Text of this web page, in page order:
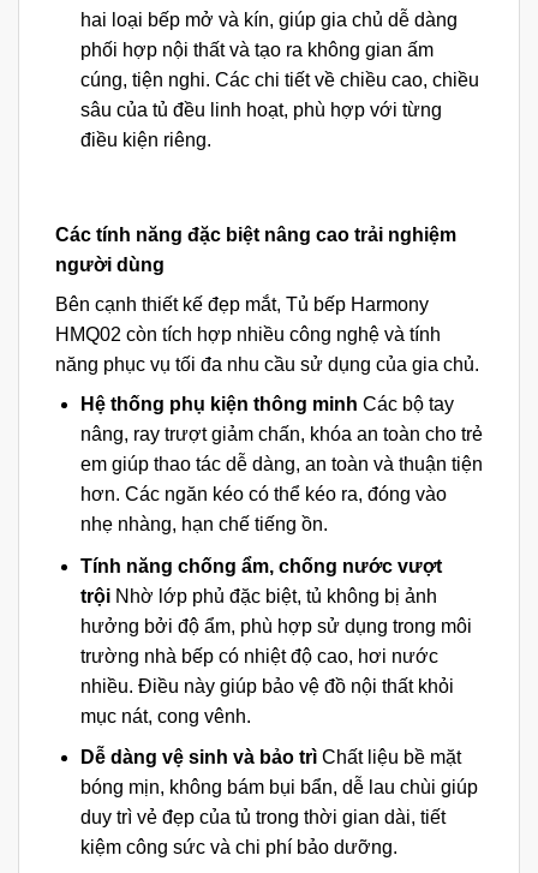
hai loại bếp mở và kín, giúp gia chủ dễ dàng
phối hợp nội thất và tạo ra không gian ấm
cúng, tiện nghi. Các chi tiết về chiều cao, chiều
sâu của tủ đều linh hoạt, phù hợp với từng
điều kiện riêng.
Các tính năng đặc biệt nâng cao trải nghiệm
người dùng
Bên cạnh thiết kế đẹp mắt, Tủ bếp Harmony
HMQ02 còn tích hợp nhiều công nghệ và tính
năng phục vụ tối đa nhu cầu sử dụng của gia chủ.
Hệ thống phụ kiện thông minh Các bộ tay
nâng, ray trượt giảm chấn, khóa an toàn cho trẻ
em giúp thao tác dễ dàng, an toàn và thuận tiện
hơn. Các ngăn kéo có thể kéo ra, đóng vào
nhẹ nhàng, hạn chế tiếng ồn.
Tính năng chống ẩm, chống nước vượt
trộiNhờ lớp phủ đặc biệt, tủ không bị ảnh
hưởng bởi độ ẩm, phù hợp sử dụng trong môi
trường nhà bếp có nhiệt độ cao, hơi nước
nhiều. Điều này giúp bảo vệ đồ nội thất khỏi
mục nát, cong vênh.
Dễ dàng vệ sinh và bảo trìChất liệu bề mặt
bóng mịn, không bám bụi bẩn, dễ lau chùi giúp
duy trì vẻ đẹp của tủ trong thời gian dài, tiết
kiệm công sức và chi phí bảo dưỡng.